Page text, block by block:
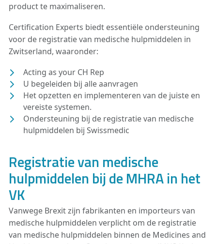
product te maximaliseren.
Certification Experts biedt essentiële ondersteuning
voor de registratie van medische hulpmiddelen in
Zwitserland, waaronder:
Acting as your CH Rep
U begeleiden bij alle aanvragen
Het opzetten en implementeren van de juiste en
vereiste systemen.
Ondersteuning bij de registratie van medische
hulpmiddelen bij Swissmedic
Registratie van medische
hulpmiddelen bij de MHRA in het
VK
Vanwege Brexit zijn fabrikanten en importeurs van
medische hulpmiddelen verplicht om de registratie
van medische hulpmiddelen binnen de Medicines and